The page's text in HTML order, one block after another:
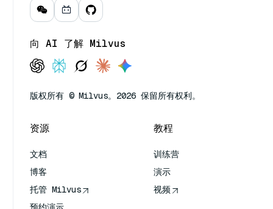
向 AI 了解 Milvus
版权所有 © Milvus。2026 保留所有权利。
资源
文档
博客
托管 Milvus
教程
训练营
演示
视频